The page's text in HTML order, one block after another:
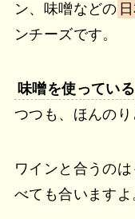
ン、味噌などの
ンチーズです。
味噌を使っている
つつも、ほんのり
ワインと合うの
べても合いますよ